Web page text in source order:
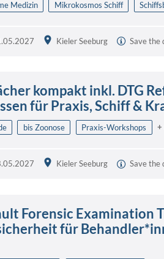
Medizin Mikrokosmos Schiff
Kieler Seeburg Save the
kompakt inkl. DTG
für Praxis, Schiff &
bis Zoonose Praxis-Workshops +
Kieler Seeburg Save the
Forensic Examination
für